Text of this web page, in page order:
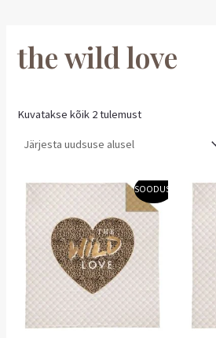
the wild love
Kuvatakse kõik 2 tulemust
SOODUS!
Algne
hind
oli:
24,50 €.
Praegune
hind
on:
22,05 €.